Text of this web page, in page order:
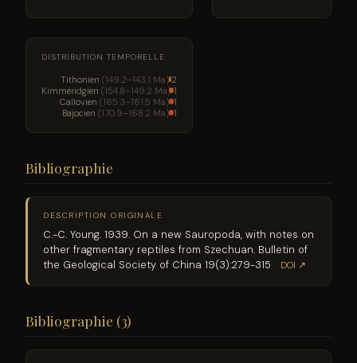
DISTRIBUTION TEMPORELLE
Tithonien (149.2–143.1 Ma) 2
Kimméridgien (154.8–149.2 Ma) 1
Callovien (165.3–161.5 Ma) 1
Bajocien (170.9–168.2 Ma) 1
Bibliographie
DESCRIPTION ORIGINALE
C.-C. Young. 1939. On a new Sauropoda, with notes on
other fragmentary reptiles from Szechuan. Bulletin of
the Geological Society of China 19(3):279-315
DOI ↗
Bibliographie (3)